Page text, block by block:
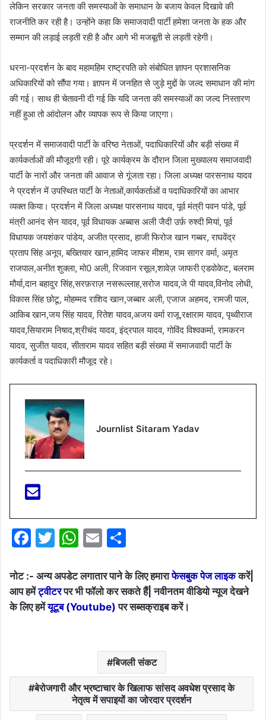
लेकिन सरकार जनता की समस्याओं के समाधान के बजाय केवल दिखावे की
राजनीति कर रही है। उन्होंने कहा कि समाजवादी पार्टी हमेशा जनता के हक और
सम्मान की लड़ाई लड़ती रही है और आगे भी मजबूती से लड़ती रहेगी।
धरना-प्रदर्शन के बाद महामहिम राष्ट्रपति को संबोधित ज्ञापन प्रशासनिक
अधिकारियों को सौंपा गया। ज्ञापन में जनहित से जुड़े मुद्दों के जल्द समाधान की मांग
की गई। साथ ही चेतावनी दी गई कि यदि जनता की समस्याओं का जल्द निस्तारण
नहीं हुआ तो आंदोलन और व्यापक रूप से किया जाएगा।
प्रदर्शन में समाजवादी पार्टी के वरिष्ठ नेताओं, पदाधिकारियों और बड़ी संख्या में
कार्यकर्ताओं की मौजूदगी रही। पूरे कार्यक्रम के दौरान जिला मुख्यालय समाजवादी
पार्टी के नारों और जनता की आवाज से गूंजता रहा। जिला अध्यक्ष पारसनाथ यादव
ने प्रदर्शन में उपस्थित पार्टी के नेताओं,कार्यकर्ताओं व पदाधिकारियों का आभार
व्यक्त किया। प्रदर्शन में जिला अध्यक्ष पारसनाथ यादव, पूर्व मंत्री पवन पांडे, पूर्व
मंत्री आनंद सेन यादव, पूर्व विधायक अब्बास अली जैदी उर्फ़ रुश्दी मियां, पूर्व
विधायक जयशंकर पांडेय, अजीत प्रसाद, हाजी फिरोज खान गब्बर, राघवेंद्र
प्रताप सिंह अनूप, बख्तियार खान,हामिद जाफर मीशम, राम सागर वर्मा, अमृत
राजपाल,अनीत शुक्ला, मो0 अली, रिजवान रसूल,शावेज़ जाफरी एडवोकेट, बलराम
मौर्या,दान बहादुर सिंह,सरफ़राज़ नसरूल्लाह,सरोज यादव,जे पी यादव,विनोद लोधी,
विकास सिंह छोटू, मोहम्मद राशिद खान,जब्बार अली, एजाज अहमद, रामजी पाल,
आकिब खान,जय सिंह यादव, रितेश यादव,अजय वर्मा राजू,रक्षाराम यादव, पृथ्वीराज
यादव,सियाराम निषाद,श्रीचंद यादव, इंद्रपाल यादव, गोविंद विश्वकर्मा, रामकरन
यादव, सुजीत यादव, सीताराम यादव सहित बड़ी संख्या में समाजवादी पार्टी के
कार्यकर्ता व पदाधिकारी मौजूद रहे।
Journlist Sitaram Yadav
F
c
e
b
k
T
itt
er
W
at
s
A
E
ai
l
ar
e
नोट :- अन्य अपडेट लगातार पाने के लिए हमाराफेसबुक पेज लाइककरें|
आप हमेंट्वीटरपर भी फॉलो कर सकते हैं| नवीनतम वीडियो न्यूज देखने
के लिए हमेंयूटूब (Youtube) पर सब्सक्राइब करें।
बिजली संकट
बेरोजगारी और भ्रष्टाचार के खिलाफ सांसद अवधेश प्रसाद के
नेतृत्व में सपाइयों का जोरदार प्रदर्शन